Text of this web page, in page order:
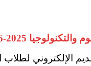
2026 على الإنترنت
الإلكتروني